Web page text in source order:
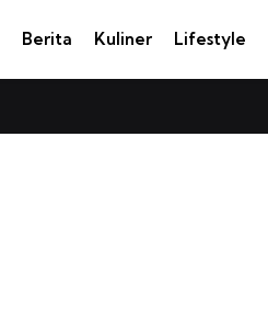
Berita Kuliner Lifestyle